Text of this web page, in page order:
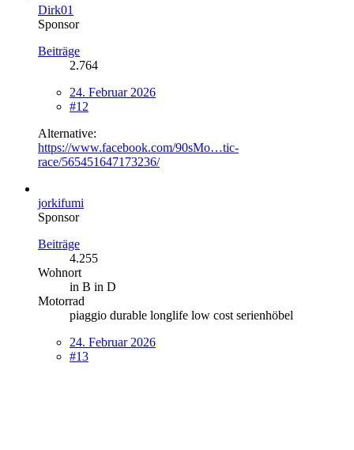
Dirk01
Sponsor
Beiträge
2.764
24. Februar 2026
#12
Alternative:
https://www.facebook.com/90sMo…tic-
race/565451647173236/
jorkifumi
Sponsor
Beiträge
4.255
Wohnort
in B in D
Motorrad
piaggio durable longlife low cost serienhöbel
24. Februar 2026
#13